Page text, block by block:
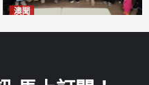
澳聞